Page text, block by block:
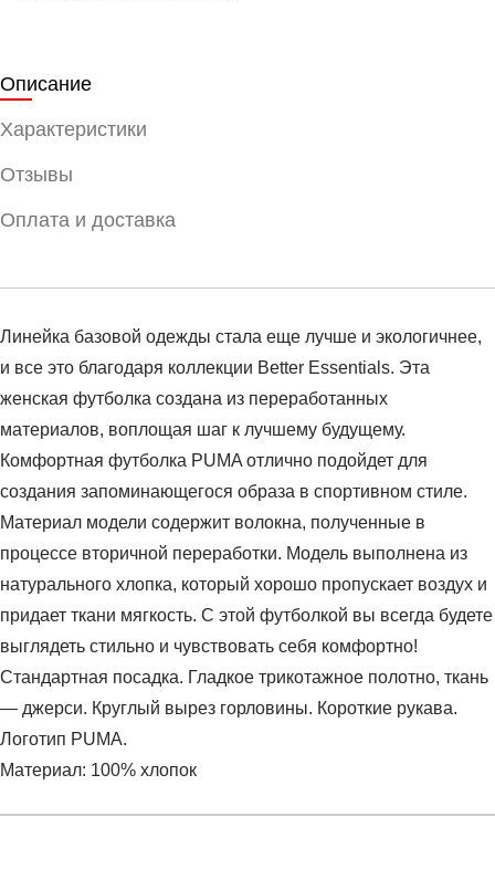
Описание
Характеристики
Отзывы
Оплата и доставка
Линейка базовой одежды стала еще лучше и экологичнее,
и все это благодаря коллекции Better Essentials. Эта
женская футболка создана из переработанных
материалов, воплощая шаг к лучшему будущему.
Комфортная футболка PUMA отлично подойдет для
создания запоминающегося образа в спортивном стиле.
Материал модели содержит волокна, полученные в
процессе вторичной переработки. Модель выполнена из
натурального хлопка, который хорошо пропускает воздух и
придает ткани мягкость. С этой футболкой вы всегда будете
выглядеть стильно и чувствовать себя комфортно!
Стандартная посадка. Гладкое трикотажное полотно, ткань
— джерси. Круглый вырез горловины. Короткие рукава.
Логотип PUMA.
Материал: 100% хлопок